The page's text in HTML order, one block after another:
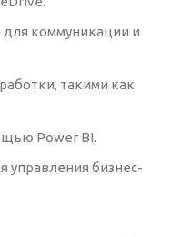
для коммуникации и
такими как
Power BI.
управления бизнес-